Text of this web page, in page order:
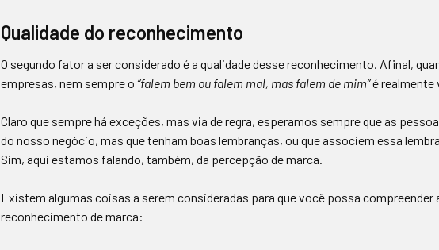
Qualidade do reconhecimento
O segundo fator a ser considerado é a qualidade desse reconhecimento. Afinal,
empresas, nem sempre o “falem bem ou falem mal, mas falem de mim”é realmente
Claro que sempre há exceções, mas via de regra, esperamos sempre que as
do nosso negócio, mas que tenham boas lembranças, ou que associem essa
Sim, aqui estamos falando, também, da percepção de marca.
Existem algumas coisas a serem consideradas para que você possa compreender
reconhecimento de marca: